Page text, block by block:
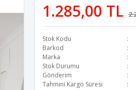
1.285,00 TL
Stok Kodu
Barkod
Marka
Stok Durumu
Gönderim
Tahmini Kargo Süresi